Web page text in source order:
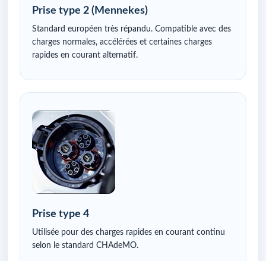
Prise type 2 (Mennekes)
Standard européen très répandu. Compatible avec des
charges normales, accélérées et certaines charges
rapides en courant alternatif.
Prise type 4
Utilisée pour des charges rapides en courant continu
selon le standard CHAdeMO.